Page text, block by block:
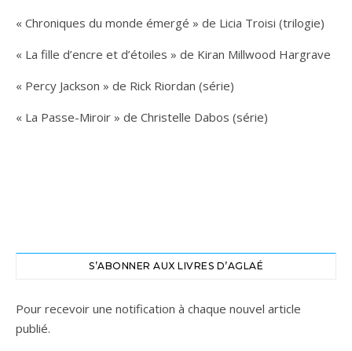
« Chroniques du monde émergé » de Licia Troisi (trilogie)
« La fille d’encre et d’étoiles » de Kiran Millwood Hargrave
« Percy Jackson » de Rick Riordan (série)
« La Passe-Miroir » de Christelle Dabos (série)
S’ABONNER AUX LIVRES D’AGLAÉ
Pour recevoir une notification à chaque nouvel article
publié.